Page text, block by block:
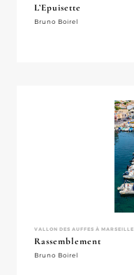
L’Epuisette
Bruno Boirel
VALLON DES AUFFES À MARSEILLE
Rassemblement
Bruno Boirel